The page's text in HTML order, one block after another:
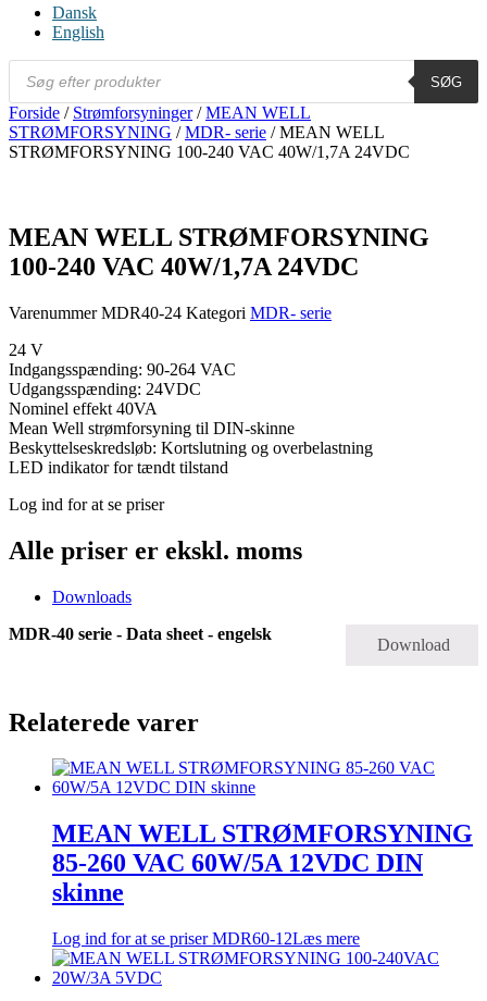
Dansk
English
Products
search
SØG
Forside / Strømforsyninger/MEAN WELL
STRØMFORSYNING /MDR- serie / MEAN WELL
STRØMFORSYNING 100-240 VAC 40W/1,7A 24VDC
MEAN WELL STRØMFORSYNING
100-240 VAC 40W/1,7A 24VDC
VarenummerMDR40-24 Kategori MDR- serie
24 V
Indgangsspænding: 90-264 VAC
Udgangsspænding: 24VDC
Nominel effekt 40VA
Mean Well strømforsyning til DIN-skinne
Beskyttelseskredsløb: Kortslutning og overbelastning
LED indikator for tændt tilstand
Log ind for at se priser
Alle priser er ekskl. moms
Downloads
MDR-40 serie - Data sheet - engelsk
Download
Relaterede varer
MEAN WELL STRØMFORSYNING
85-260 VAC 60W/5A 12VDC DIN
skinne
Log ind for at se priserMDR60-12Læs mere